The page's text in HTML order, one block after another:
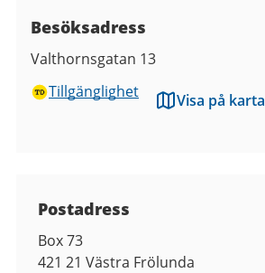
Besöksadress
Valthornsgatan 13
Tillgänglighet
Visa på karta
Postadress
Box 73
421 21 Västra Frölunda